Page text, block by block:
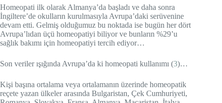
Homeopati ilk olarak Almanya’da başladı ve daha sonra
İngiltere’de okulların kurulmasıyla Avrupa’daki serüvenine
devam etti. Gelmiş olduğumuz bu noktada ise bugün her dört
Avrupa’lıdan üçü homeopatiyi biliyor ve bunların %29’u
sağlık bakımı için homeopatiyi tercih ediyor…
Son veriler ışığında Avrupa’da ki homeopati kullanımı (3)…
Kişi başına ortalama veya ortalamanın üzerinde homeopatik
reçete yazan ülkeler arasında Bulgaristan, Çek Cumhuriyeti,